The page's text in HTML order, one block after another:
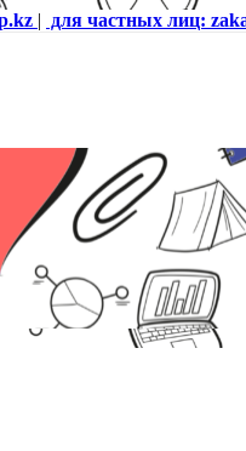
| для частных лиц: